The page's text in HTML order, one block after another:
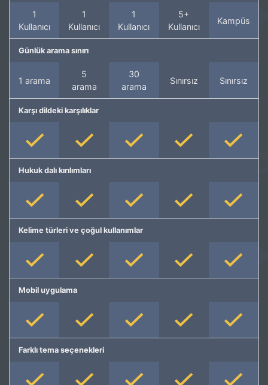
1
Kullanıcı
1
Kullanıcı
1
Kullanıcı
5+
Kullanıcı
Kampüs
Günlük arama sınırı
1 arama
5
arama
30
arama
Sınırsız Sınırsız
Karşı dildeki karşılıklar
Hukuk dalı kırılımları
Kelime türleri ve çoğul kullanımlar
Mobil uygulama
Farklı tema seçenekleri